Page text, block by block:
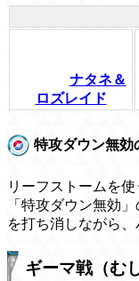
ナタネ＆
ロズレイド
特攻ダウン無効
リーフストームを
「特攻ダウン無効
を打ち消しながら
ギーマ戦（む